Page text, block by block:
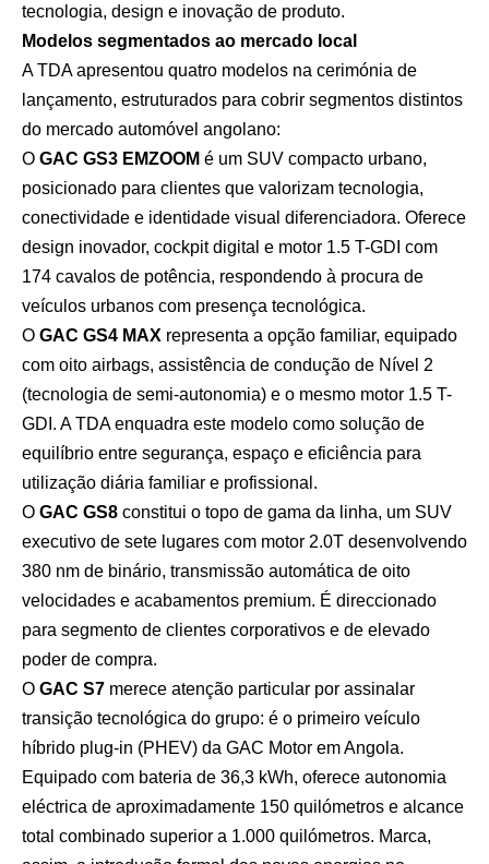
tecnologia, design e inovação de produto.
Modelos segmentados ao mercado local
A TDA apresentou quatro modelos na cerimónia de
lançamento, estruturados para cobrir segmentos distintos
do mercado automóvel angolano:
O GAC GS3 EMZOOM é um SUV compacto urbano,
posicionado para clientes que valorizam tecnologia,
conectividade e identidade visual diferenciadora. Oferece
design inovador, cockpit digital e motor 1.5 T-GDI com
174 cavalos de potência, respondendo à procura de
veículos urbanos com presença tecnológica.
O GAC GS4 MAX representa a opção familiar, equipado
com oito airbags, assistência de condução de Nível 2
(tecnologia de semi-autonomia) e o mesmo motor 1.5 T-
GDI. A TDA enquadra este modelo como solução de
equilíbrio entre segurança, espaço e eficiência para
utilização diária familiar e profissional.
O GAC GS8 constitui o topo de gama da linha, um SUV
executivo de sete lugares com motor 2.0T desenvolvendo
380 nm de binário, transmissão automática de oito
velocidades e acabamentos premium. É direccionado
para segmento de clientes corporativos e de elevado
poder de compra.
O GAC S7 merece atenção particular por assinalar
transição tecnológica do grupo: é o primeiro veículo
híbrido plug-in (PHEV) da GAC Motor em Angola.
Equipado com bateria de 36,3 kWh, oferece autonomia
eléctrica de aproximadamente 150 quilómetros e alcance
total combinado superior a 1.000 quilómetros. Marca,